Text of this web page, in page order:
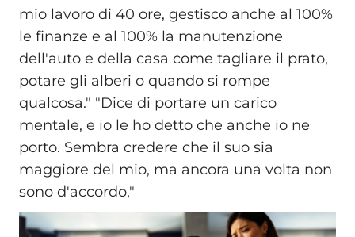
mio lavoro di 40 ore, gestisco anche al 100%
le finanze e al 100% la manutenzione
dell'auto e della casa come tagliare il prato,
potare gli alberi o quando si rompe
qualcosa." "Dice di portare un carico
mentale, e io le ho detto che anche io ne
porto. Sembra credere che il suo sia
maggiore del mio, ma ancora una volta non
sono d'accordo,"